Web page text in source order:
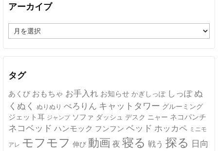
アーカイブ
ー
カ
イ
タグ
あくび おもちゃ お手入れ お知らせ かぎしっぽ しっぽ ぬ
くぬく ぬりぬり ぺろりん キャットタワー グルーミング
ジェット耳 ジャンプ ソファ ダッシュ デスク ニャー ネコパンチ
ネコベッド ハンモック フンフン ベッド ホッカペ ミニモ
アレ モフモフ 伸び 動画 夜 寝る 戦う 探る 日向